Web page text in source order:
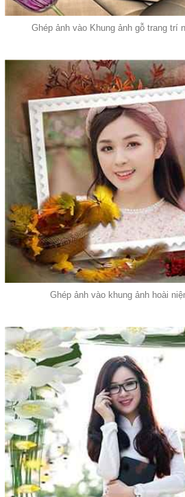
Ghép ảnh vào Khung ảnh gỗ trang trí
Ghép ảnh vào khung ảnh hoài